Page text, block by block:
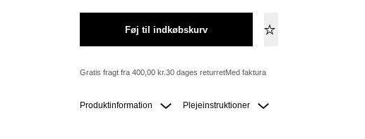
Føj til indkøbskurv
Gratis fragt fra 400,00 kr.30 dages returretMed faktura
Produktinformation Plejeinstruktioner